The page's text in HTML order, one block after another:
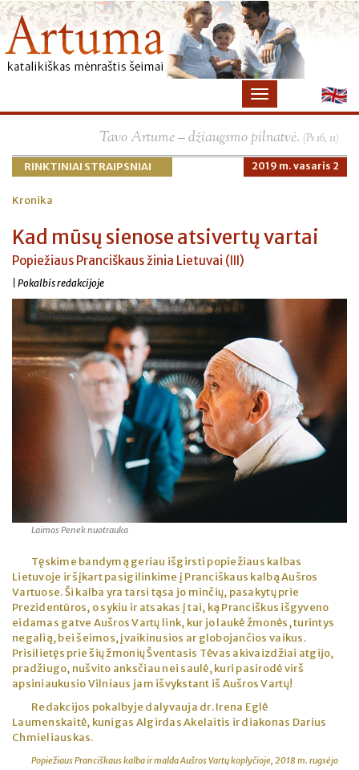
Tavo Artume – džiaugsmo pilnatvė. (Ps 16, 11)
RINKTINIAI STRAIPSNIAI 2019 m. vasaris 2
Kronika
Kad mūsų sienose atsivertų vartai
Popiežiaus Pranciškaus žinia Lietuvai (III)
| Pokalbis redakcijoje
Laimos Penek nuotrauka
Tęskime bandymą geriau išgirsti popiežiaus kalbas
Lietuvoje ir šįkart pasigilinkime į Pranciškaus kalbą Aušros
Vartuose. Ši kalba yra tarsi tąsa jo minčių, pasakytų prie
Prezidentūros, o sykiu ir atsakas į tai, ką Pranciškus išgyveno
eidamas gatve Aušros Vartų link, kur jo laukė žmonės, turintys
negalią, bei šeimos, įvaikinusios ar globojančios vaikus.
Prisilietęs prie šių žmonių Šventasis Tėvas akivaizdžiai atgijo,
pradžiugo, nušvito anksčiau nei saulė, kuri pasirodė virš
apsiniaukusio Vilniaus jam išvykstant iš Aušros Vartų!
Redakcijos pokalbyje dalyvauja dr. Irena Eglė
Laumenskaitė, kunigas Algirdas Akelaitis ir diakonas Darius
Chmieliauskas.
Popiežiaus Pranciškaus kalba ir malda Aušros Vartų koplyčioje, 2018 m. rugsėjo